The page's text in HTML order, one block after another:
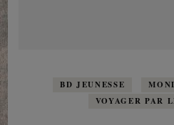
BD JEUNESSE
VOYAGER PAR